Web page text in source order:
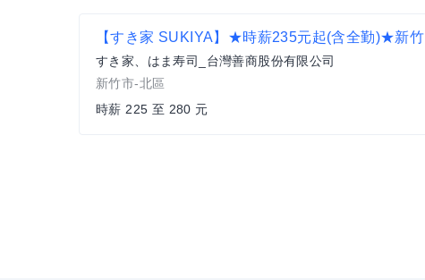
すき家、はま寿司_台灣善商股份有限公司
新竹市-北區
時薪 225 至 280 元